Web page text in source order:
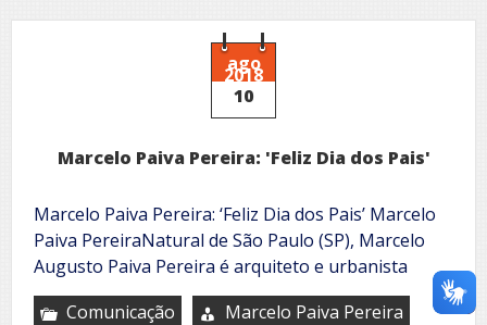
ago
2018
10
Marcelo Paiva Pereira: 'Feliz Dia dos Pais'
Marcelo Paiva Pereira: ‘Feliz Dia dos Pais’ Marcelo
Paiva PereiraNatural de São Paulo (SP), Marcelo
Augusto Paiva Pereira é arquiteto e urbanista
Comunicação
Marcelo Paiva Pereira